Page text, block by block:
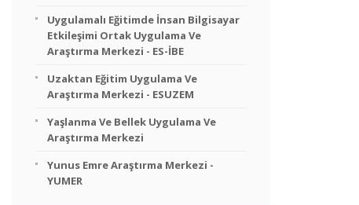
Uygulamalı Eğitimde İnsan Bilgisayar
Etkileşimi Ortak Uygulama Ve
Araştırma Merkezi - ES-İBE
Uzaktan Eğitim Uygulama Ve
Araştırma Merkezi - ESUZEM
Yaşlanma Ve Bellek Uygulama Ve
Araştırma Merkezi
Yunus Emre Araştırma Merkezi -
YUMER